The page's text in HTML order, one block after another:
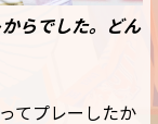
らでした。どん
てプレーしたか